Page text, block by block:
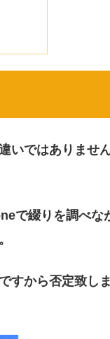
いではありませ
で綴りを調べな
すから否定致しま